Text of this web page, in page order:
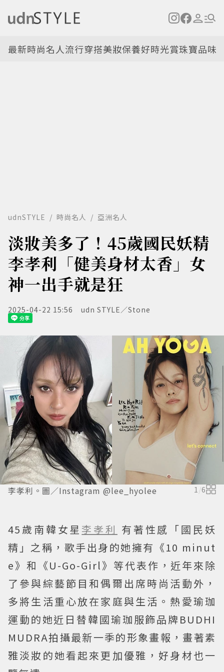
最新時尚名人流行穿搭美妝保養好時光賞珠寶品味
udnSTYLE 時尚名人 亞洲名人
淡妝美多了！45歲國民妖精
李孝利「健美身材太香」女
神一出手就是狂
2025-04-22 15:56 udn STYLE／Stone
李孝利。圖／Instagram @lee_hyolee 1/6
45歲南韓女星 李孝利 有著性感「國民妖
精」之稱，歌手出身的她擁有《10 minut
e》和《U-Go-Girl》等代表作，近年來除
了參與綜藝節目和偶爾出席時尚活動外，
多將生活重心放在家庭與生活。熱愛瑜珈
運動的她近日替韓國瑜珈服飾品牌BUDHI
MUDRA拍攝最新一季的形象畫報，畫著素
雅淡妝的她看起來更加優雅，好身材也一